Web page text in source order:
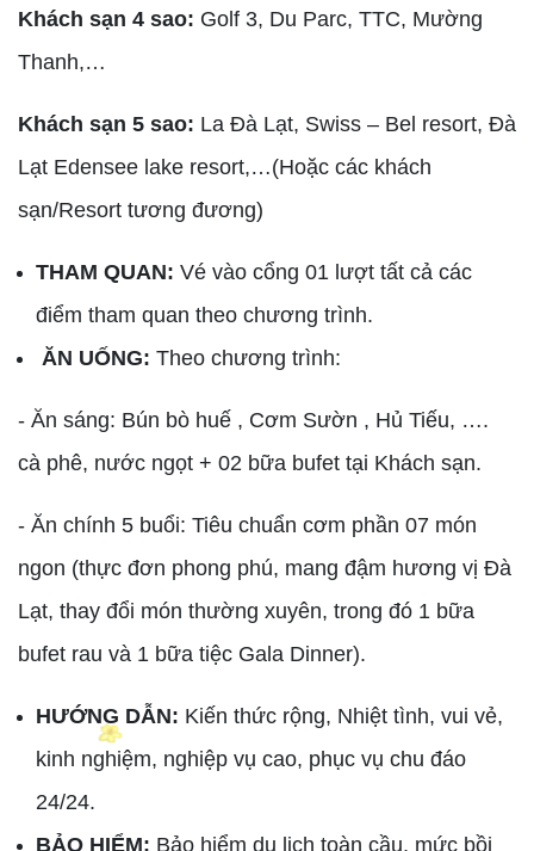
Khách sạn 4 sao: Golf 3, Du Parc, TTC, Mường
Thanh,…
Khách sạn 5 sao: La Đà Lạt, Swiss – Bel resort, Đà
Lạt Edensee lake resort,…(Hoặc các khách
sạn/Resort tương đương)
THAM QUAN: Vé vào cổng 01 lượt tất cả các
điểm tham quan theo chương trình.
ĂN UỐNG: Theo chương trình:
- Ăn sáng: Bún bò huế , Cơm Sườn , Hủ Tiếu, ….
cà phê, nước ngọt + 02 bữa bufet tại Khách sạn.
- Ăn chính 5 buổi: Tiêu chuẩn cơm phần 07 món
ngon (thực đơn phong phú, mang đậm hương vị Đà
Lạt, thay đổi món thường xuyên, trong đó 1 bữa
bufet rau và 1 bữa tiệc Gala Dinner).
HƯỚNG DẪN: Kiến thức rộng, Nhiệt tình, vui vẻ,
kinh nghiệm, nghiệp vụ cao, phục vụ chu đáo
24/24.
BẢO HIỂM: Bảo hiểm du lịch toàn cầu, mức bồi